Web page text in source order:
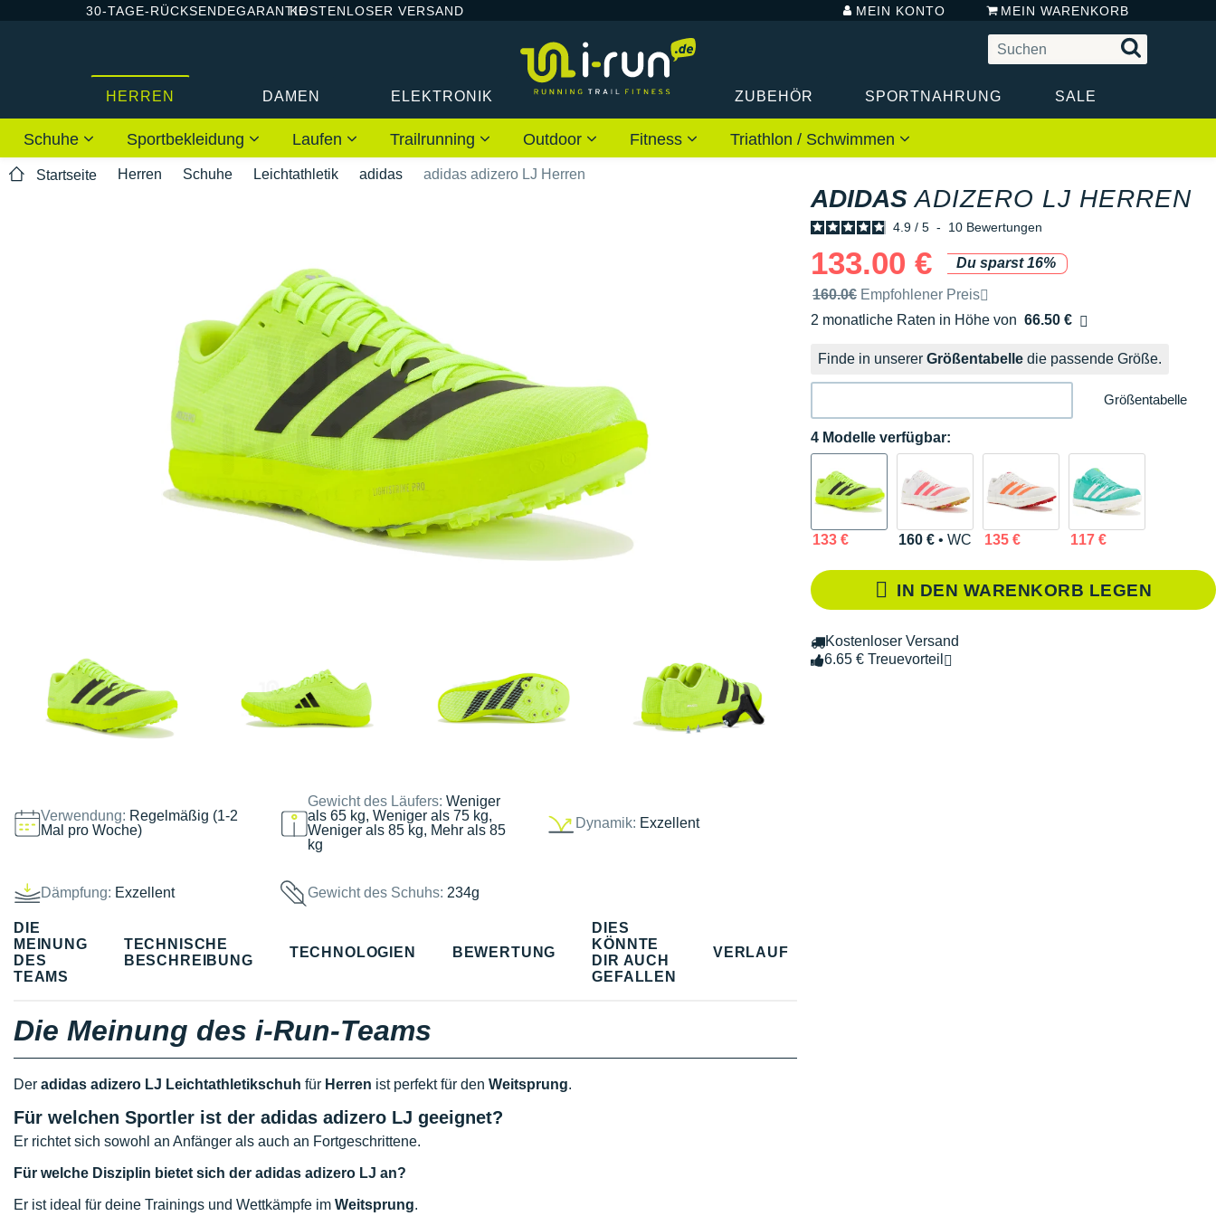
30-TAGE-RÜCKSENDEGARANTIEKOSTENLOSER VERSAND MEIN KONTO MEIN WARENKORB
HERREN DAMEN ELEKTRONIK ZUBEHÖR SPORTNAHRUNG SALE
Schuhe Sportbekleidung Laufen Trailrunning Outdoor Fitness Triathlon / Schwimmen
Startseite Herren Schuhe Leichtathletik adidas adidas adizero LJ Herren
Verwendung: Regelmäßig (1-2
Mal pro Woche)
Gewicht des Läufers:Weniger
als 65 kg, Weniger als 75 kg,
Weniger als 85 kg, Mehr als 85
kg
Dynamik: Exzellent
Dämpfung: Exzellent Gewicht des Schuhs: 234g
ADIDAS ADIZERO LJ HERREN
4.9 / 5 - 10 Bewertungen
133.00 €
Du sparst 16%
Unverbindliche Preisempfehlung der Marke
160.0€ Empfohlener Preis
2 monatliche Raten in Höhe von 66.50 €
Ohne Zusatzkosten
Finde in unserer Größentabelle die passende Größe.
Größentabelle
4 Modelle verfügbar:
133 € 160 €• WC 135 € 117 €
IN DEN WARENKORB LEGEN
Kostenloser Versand
6.65 € Treuevorteil
DIE
MEINUNG
DES
TEAMS
TECHNISCHE
BESCHREIBUNG
TECHNOLOGIEN BEWERTUNG
DIES
KÖNNTE
DIR AUCH
GEFALLEN
VERLAUF
Die Meinung des i-Run-Teams
Der adidas adizero LJ Leichtathletikschuh für Herren ist perfekt für den Weitsprung.
Für welchen Sportler ist der adidas adizero LJ geeignet?
Er richtet sich sowohl an Anfänger als auch an Fortgeschrittene.
Für welche Disziplin bietet sich der adidas adizero LJ an?
Er ist ideal für deine Trainings und Wettkämpfe im Weitsprung.